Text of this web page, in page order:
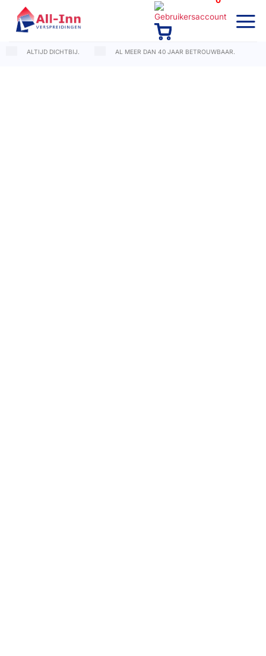
naar
ALTIJD DICHTBIJ. AL MEER DAN 40 JAAR BETROUWBAAR.